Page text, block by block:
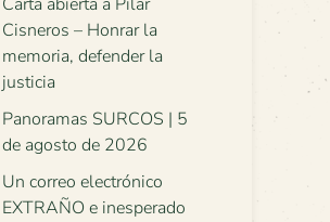
Cisneros – Honrar la
memoria, defender la
justicia
Panoramas SURCOS | 5
de agosto de 2026
Un correo electrónico
EXTRAÑO e inesperado